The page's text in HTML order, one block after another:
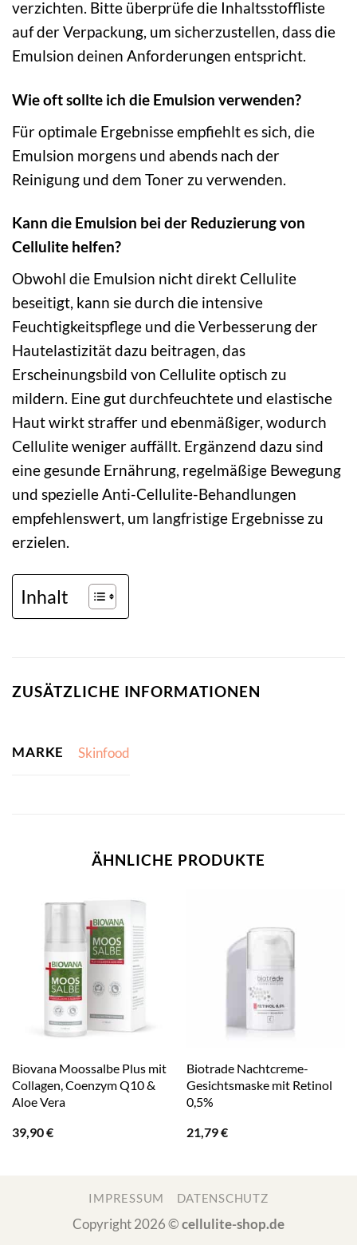
verzichten. Bitte überprüfe die Inhaltsstoffliste
auf der Verpackung, um sicherzustellen, dass die
Emulsion deinen Anforderungen entspricht.
Wie oft sollte ich die Emulsion verwenden?
Für optimale Ergebnisse empfiehlt es sich, die
Emulsion morgens und abends nach der
Reinigung und dem Toner zu verwenden.
Kann die Emulsion bei der Reduzierung von
Cellulite helfen?
Obwohl die Emulsion nicht direkt Cellulite
beseitigt, kann sie durch die intensive
Feuchtigkeitspflege und die Verbesserung der
Hautelastizität dazu beitragen, das
Erscheinungsbild von Cellulite optisch zu
mildern. Eine gut durchfeuchtete und elastische
Haut wirkt straffer und ebenmäßiger, wodurch
Cellulite weniger auffällt. Ergänzend dazu sind
eine gesunde Ernährung, regelmäßige Bewegung
und spezielle Anti-Cellulite-Behandlungen
empfehlenswert, um langfristige Ergebnisse zu
erzielen.
Inhalt
ZUSÄTZLICHE INFORMATIONEN
MARKE Skinfood
ÄHNLICHE PRODUKTE
Biovana Moossalbe Plus mit
Collagen, Coenzym Q10 &
Aloe Vera
39,90€
Biotrade Nachtcreme-
Gesichtsmaske mit Retinol
0,5%
21,79€
IMPRESSUM DATENSCHUTZ
Copyright 2026 ©cellulite-shop.de